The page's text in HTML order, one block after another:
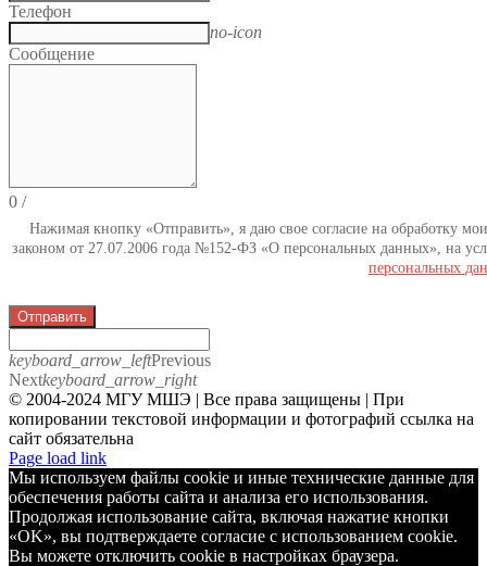
Телефон
no-icon
Сообщение
0 /
Нажимая кнопку «Отправить», я даю свое согласие на обработку
законом от 27.07.2006 года №152-ФЗ «О персональных данных», на
персональных
Отправить
keyboard_arrow_leftPrevious
Nextkeyboard_arrow_right
© 2004-2024 МГУ МШЭ | Все права защищены | При
копировании текстовой информации и фотографий ссылка на
сайт обязательна
Telegram
Page load link
Мы используем файлы cookie и иные технические данные для
обеспечения работы сайта и анализа его использования.
Продолжая использование сайта, включая нажатие кнопки
«OK», вы подтверждаете согласие с использованием cookie.
Вы можете отключить cookie в настройках браузера.